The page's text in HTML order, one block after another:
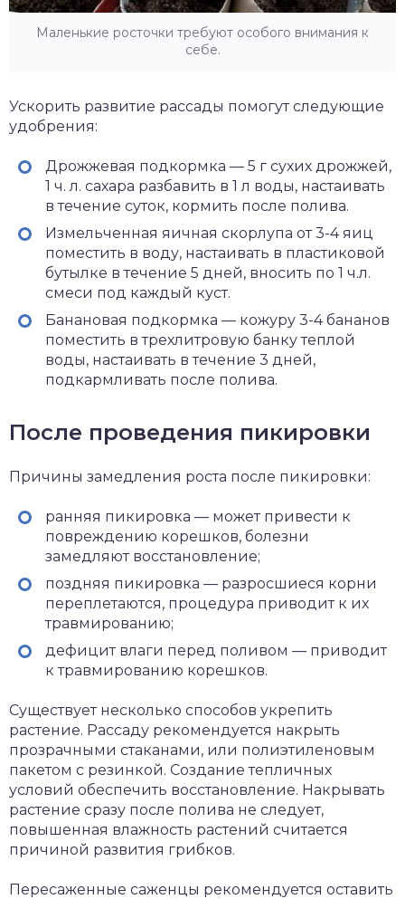
Маленькие росточки требуют особого внимания к
себе.
Ускорить развитие рассады помогут следующие
удобрения:
Дрожжевая подкормка — 5 г сухих дрожжей,
1 ч. л. сахара разбавить в 1 л воды, настаивать
в течение суток, кормить после полива.
Измельченная яичная скорлупа от 3-4 яиц
поместить в воду, настаивать в пластиковой
бутылке в течение 5 дней, вносить по 1 ч.л.
смеси под каждый куст.
Банановая подкормка — кожуру 3-4 бананов
поместить в трехлитровую банку теплой
воды, настаивать в течение 3 дней,
подкармливать после полива.
После проведения пикировки
Причины замедления роста после пикировки:
ранняя пикировка — может привести к
повреждению корешков, болезни
замедляют восстановление;
поздняя пикировка — разросшиеся корни
переплетаются, процедура приводит к их
травмированию;
дефицит влаги перед поливом — приводит
к травмированию корешков.
Существует несколько способов укрепить
растение. Рассаду рекомендуется накрыть
прозрачными стаканами, или полиэтиленовым
пакетом с резинкой. Создание тепличных
условий обеспечить восстановление. Накрывать
растение сразу после полива не следует,
повышенная влажность растений считается
причиной развития грибков.
Пересаженные саженцы рекомендуется оставить